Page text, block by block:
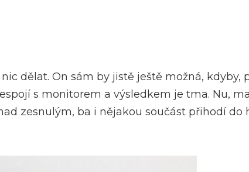
dělat. On sám by jistě ještě možná, kdyby,
s monitorem a výsledkem je tma. Nu,
zesnulým, ba i nějakou součást přihodí